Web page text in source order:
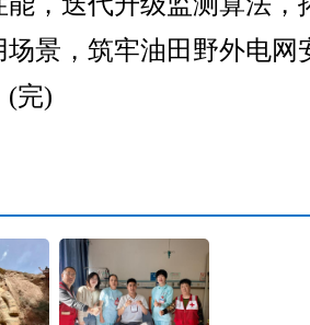
场景，筑牢油田野外电网
(完)